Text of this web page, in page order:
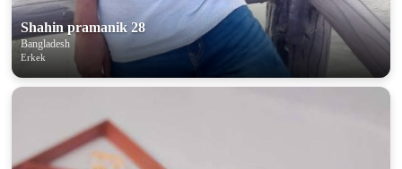
Shahin pramanik 28
Bangladesh
Erkek